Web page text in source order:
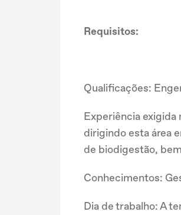
Requisitos:
Qualificações:
Experiência exigida
dirigindo esta área
de biodigestão,
Conhecimentos:
Dia de trabalho: A